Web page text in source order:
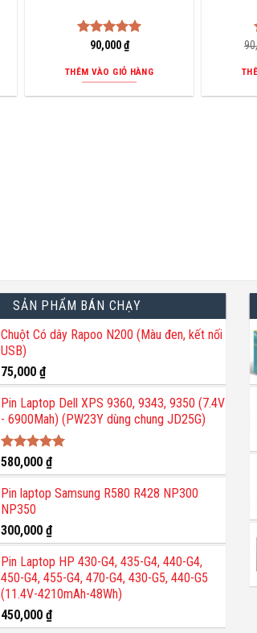
Được xếp
5 sao
90,000₫
THÊM VÀO GIỎ HÀNG
SẢN PHẨM BÁN CHẠY
Chuột Có dây Rapoo N200 (Màu đen, kết nối
USB)
75,000 ₫
Pin Laptop Dell XPS 9360, 9343, 9350 (7.4V
- 6900Mah) (PW23Y dùng chung JD25G)
Được xếp
hạng5.00
5 sao
580,000 ₫
Pin laptop Samsung R580 R428 NP300
NP350
300,000 ₫
Pin Laptop HP 430-G4, 435-G4, 440-G4,
450-G4, 455-G4, 470-G4, 430-G5, 440-G5
(11.4V-4210mAh-48Wh)
450,000 ₫